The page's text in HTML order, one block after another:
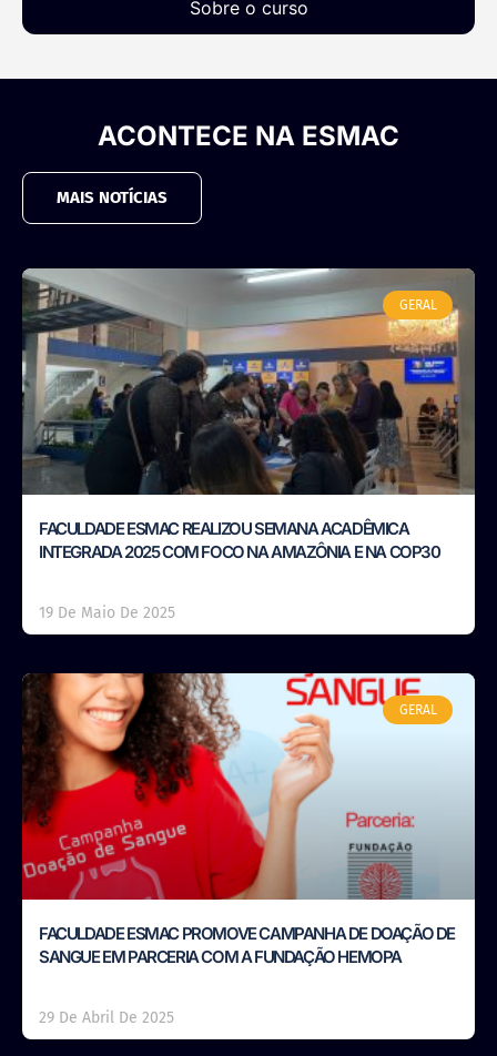
Sobre o curso
ACONTECE NA ESMAC
MAIS NOTÍCIAS
GERAL
FACULDADE ESMAC REALIZOU SEMANA ACADÊMICA
INTEGRADA 2025 COM FOCO NA AMAZÔNIA E NA COP30
19 De Maio De 2025
GERAL
FACULDADE ESMAC PROMOVE CAMPANHA DE DOAÇÃO DE
SANGUE EM PARCERIA COM A FUNDAÇÃO HEMOPA
29 De Abril De 2025